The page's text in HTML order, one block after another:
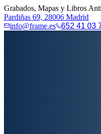
Grabados, Mapas y Libros
Pardiñas 69, 28006 Madrid
info@frame.es
652 41 03